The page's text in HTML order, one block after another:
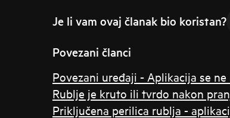
Je li vam ovaj članak bio koristan?
Povezani članci
Povezani uređaji - Aplikacija se
Rublje je kruto ili tvrdo nakon
Priključena perilica rublja -